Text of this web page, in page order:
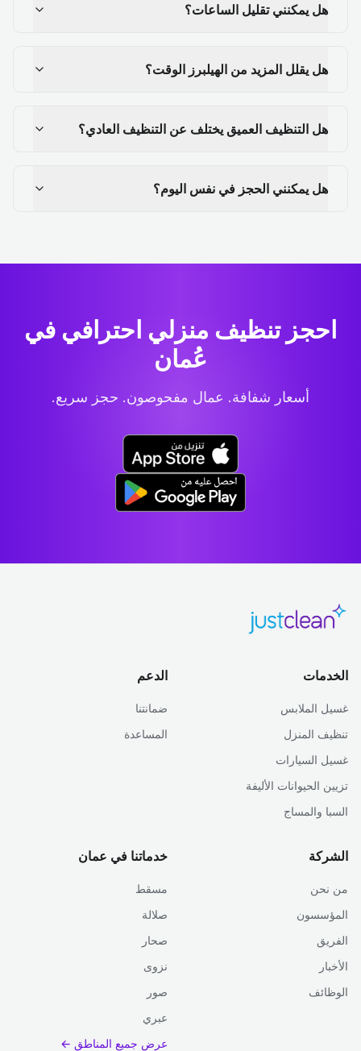
هل يمكنني تقليل الساعات؟
هل يقلل المزيد من الهيلبرز الوقت؟
هل التنظيف العميق يختلف عن التنظيف العادي؟
هل يمكنني الحجز في نفس اليوم؟
احجز تنظيف منزلي احترافي في
عُمان
أسعار شفافة. عمال مفحوصون. حجز سريع.
الخدمات
غسيل الملابس
تنظيف المنزل
غسيل السيارات
تزيين الحيوانات الأليفة
السبا والمساج
الدعم
ضمانتنا
المساعدة
الشركة
من نحن
المؤسسون
الفريق
الأخبار
الوظائف
خدماتنا في عمان
مسقط
صلالة
صحار
نزوى
صور
عبري
عرض جميع المناطق ←